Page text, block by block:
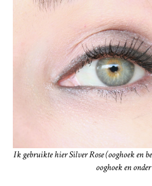
Ik gebruikte hier Silver Rose (ooghoek en
ooghoek en